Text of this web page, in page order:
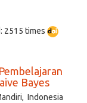
2515 times
Bayes
Indonesia